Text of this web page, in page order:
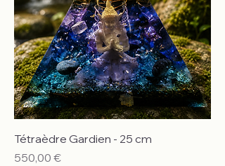
Tétraèdre Gardien - 25 cm
Prix
550,00 €